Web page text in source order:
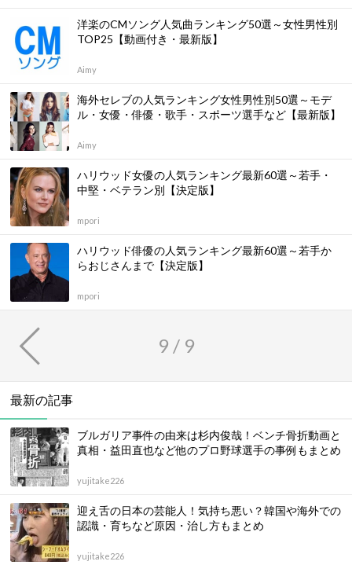
洋楽のCMソング人気曲ランキング50選～女性男性別
TOP25【動画付き・最新版】
Aimy
海外セレブの人気ランキング女性男性別50選～モデ
ル・女優・俳優・歌手・スポーツ選手など【最新版】
Aimy
ハリウッド女優の人気ランキング最新60選～若手・
中堅・ベテラン別【決定版】
mpori
ハリウッド俳優の人気ランキング最新60選～若手か
らおじさんまで【決定版】
mpori
9 / 9
最新の記事
ブルガリア事件の由来は杉内俊哉！ベンチ骨折動画と
真相・益田直也など他のプロ野球選手の事例もまとめ
yujitake226
迎え舌の日本の芸能人！気持ち悪い？韓国や海外での
認識・育ちなど原因・治し方もまとめ
yujitake226